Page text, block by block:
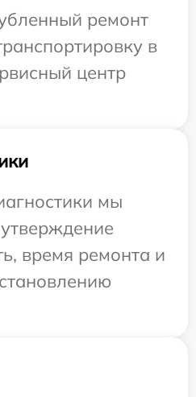
ремонт
в
центр
мы
время ремонта и